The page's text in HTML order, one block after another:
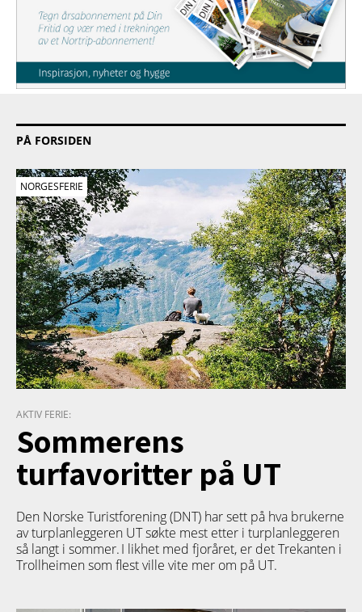
PÅ FORSIDEN
NORGESFERIE
AKTIV FERIE:
Sommerens
turfavoritter på UT
Den Norske Turistforening (DNT) har sett på hva brukerne
av turplanleggeren UTsøkte mest etter i turplanleggeren
så langt i sommer. I likhet med fjoråret, er det Trekanten i
Trollheimen som flest ville vite mer om på UT.